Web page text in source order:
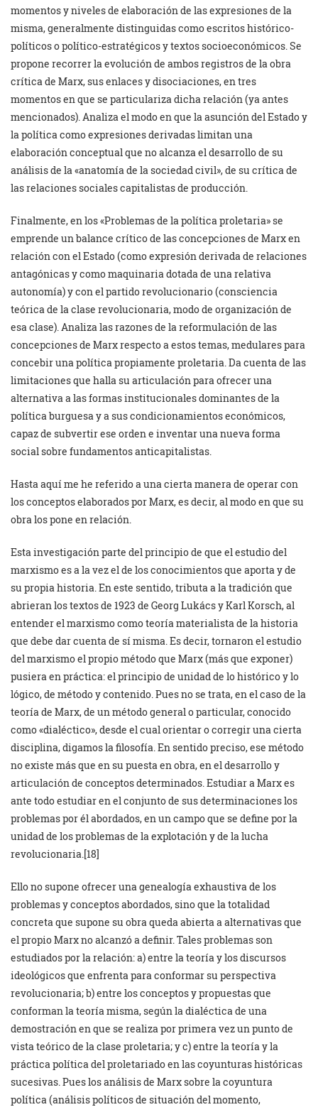
momentos y niveles de elaboración de las expresiones de la
misma, generalmente distinguidas como escritos histórico-
políticos o político-estratégicos y textos socioeconómicos. Se
propone recorrer la evolución de ambos registros de la obra
crítica de Marx, sus enlaces y disociaciones, en tres
momentos en que se particulariza dicha relación (ya antes
mencionados). Analiza el modo en que la asunción del Estado y
la política como expresiones derivadas limitan una
elaboración conceptual que no alcanza el desarrollo de su
análisis de la «anatomía de la sociedad civil», de su crítica de
las relaciones sociales capitalistas de producción.
Finalmente, en los «Problemas de la política proletaria» se
emprende un balance crítico de las concepciones de Marx en
relación con el Estado (como expresión derivada de relaciones
antagónicas y como maquinaria dotada de una relativa
autonomía) y con el partido revolucionario (consciencia
teórica de la clase revolucionaria, modo de organización de
esa clase). Analiza las razones de la reformulación de las
concepciones de Marx respecto a estos temas, medulares para
concebir una política propiamente proletaria. Da cuenta de las
limitaciones que halla su articulación para ofrecer una
alternativa a las formas institucionales dominantes de la
política burguesa y a sus condicionamientos económicos,
capaz de subvertir ese orden e inventar una nueva forma
social sobre fundamentos anticapitalistas.
Hasta aquí me he referido a una cierta manera de operar con
los conceptos elaborados por Marx, es decir, al modo en que su
obra los pone en relación.
Esta investigación parte del principio de que el estudio del
marxismo es a la vez el de los conocimientos que aporta y de
su propia historia. En este sentido, tributa a la tradición que
abrieran los textos de 1923 de Georg Lukács y Karl Korsch, al
entender el marxismo como teoría materialista de la historia
que debe dar cuenta de sí misma. Es decir, tornaron el estudio
del marxismo el propio método que Marx (más que exponer)
pusiera en práctica: el principio de unidad de lo histórico y lo
lógico, de método y contenido. Pues no se trata, en el caso de la
teoría de Marx, de un método general o particular, conocido
como «dialéctico», desde el cual orientar o corregir una cierta
disciplina, digamos la filosofía. En sentido preciso, ese método
no existe más que en su puesta en obra, en el desarrollo y
articulación de conceptos determinados. Estudiar a Marx es
ante todo estudiar en el conjunto de sus determinaciones los
problemas por él abordados, en un campo que se define por la
unidad de los problemas de la explotación y de la lucha
revolucionaria.[18]
Ello no supone ofrecer una genealogía exhaustiva de los
problemas y conceptos abordados, sino que la totalidad
concreta que supone su obra queda abierta a alternativas que
el propio Marx no alcanzó a definir. Tales problemas son
estudiados por la relación: a) entre la teoría y los discursos
ideológicos que enfrenta para conformar su perspectiva
revolucionaria; b) entre los conceptos y propuestas que
conforman la teoría misma, según la dialéctica de una
demostración en que se realiza por primera vez un punto de
vista teórico de la clase proletaria; y c) entre la teoría y la
práctica política del proletariado en las coyunturas históricas
sucesivas. Pues los análisis de Marx sobre la coyuntura
política (análisis políticos de situación del momento,